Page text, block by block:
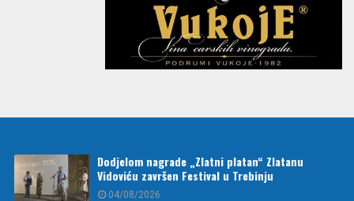
Dodjelom nagrade „Zlatni platan“ Zlatanu
Vidoviću završen Festival u Trebinju
04/08/2026